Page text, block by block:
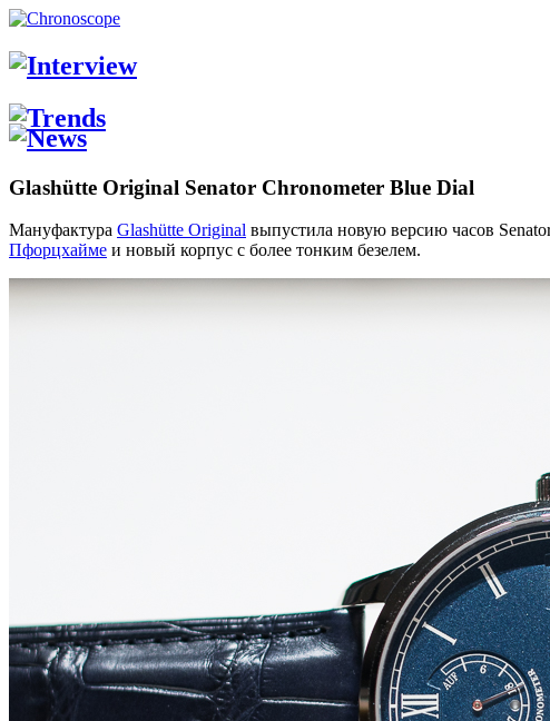
Glashütte Original Senator Chronometer Blue Dial
Мануфактура Glashütte Original выпустила новую версию часов
Пфорцхайме и новый корпус с более тонким безелем.